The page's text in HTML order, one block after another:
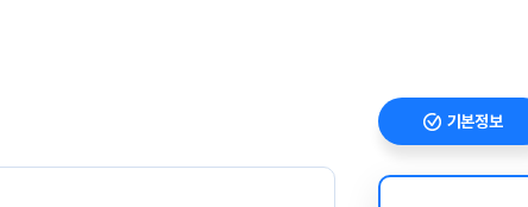
기본정보